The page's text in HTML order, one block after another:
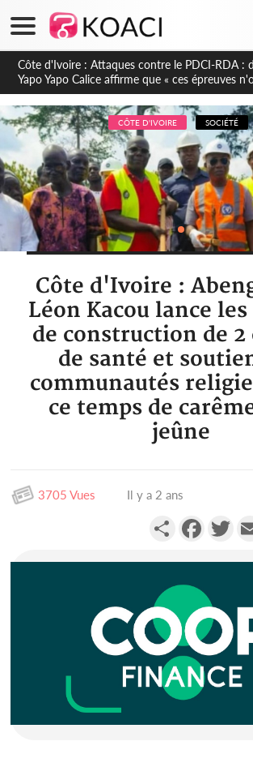
Côte d'Ivoire : Le Colonel-Major Fofié Kouakou
l'armée perd une figure de la 2e Région
CÔTE D'IVOIRE SOCIÉTÉ
Côte d'Ivoire :
Léon Kacou lance
de construction de 2
de santé et
communautés
ce temps de
jeûne
3705 Vues Il y a 2 ans
Partager